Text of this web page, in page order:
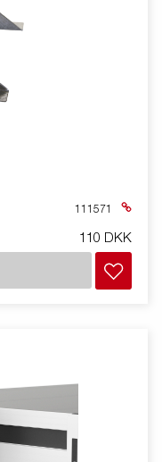
111571
110 DKK